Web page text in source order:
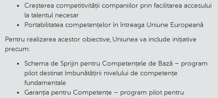
Creșterea competitivității companiilor prin facilitarea accesului
la talentul necesar
Portabilitatea competențelor în întreaga Uniune Europeană
Pentru realizarea acestor obiective, Uniunea va include inițiative
precum:
Schema de Sprijin pentru Competențele de Bază – program
pilot destinat îmbunătățirii nivelului de competențe
fundamentale
Garanția pentru Competențe – program pilot pentru